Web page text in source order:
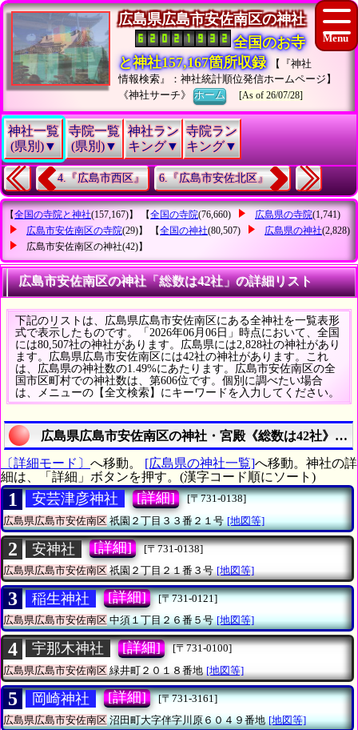
広島県広島市安佐南区の神社
全国のお寺
と神社157,167箇所収録
【『神社
情報検索』：神社統計順位発信ホームページ】
《神社サーチ》ホーム [As of 26/07/28]
神社一覧
(県別)▼
寺院一覧
(県別)▼
神社ラン
キング▼
寺院ラン
キング▼
4.『広島市西区』 6.『広島市安佐北区』
【全国の寺院と神社(157,167)】 【全国の寺院(76,660) 広島県の寺院(1,741)
広島市安佐南区の寺院(29)】 【全国の神社(80,507) 広島県の神社(2,828)
広島市安佐南区の神社(42)】
広島市安佐南区の神社「総数は42社」の詳細リスト
下記のリストは、広島県広島市安佐南区にある全神社を一覧表形
式で表示したものです。「2026年06月06日」時点において、全国
には80,507社の神社があります。広島県には2,828社の神社があり
ます。広島県広島市安佐南区には42社の神社があります。これ
は、広島県の神社数の1.49%にあたります。広島市安佐南区の全
国市区町村での神社数は、第606位です。個別に調べたい場合
は、メニューの【全文検索】にキーワードを入力してください。
広島県広島市安佐南区の神社・宮殿《総数は42社》の
〔詳細モード〕 へ移動。 [広島県の神社一覧]へ移動。神社の詳
細は、「詳細」ボタンを押す。(漢字コード順にソート)
1 安芸津彦神社 [詳細]
[〒731-0138]
広島県広島市安佐南区祇園２丁目３３番２１号 [地図等]
2 安神社 [詳細]
[〒731-0138]
広島県広島市安佐南区祇園２丁目２１番３号 [地図等]
3 稲生神社 [詳細]
[〒731-0121]
広島県広島市安佐南区中須１丁目２６番５号 [地図等]
4 宇那木神社 [詳細]
[〒731-0100]
広島県広島市安佐南区 緑井町２０１８番地 [地図等]
5 岡崎神社 [詳細]
[〒731-3161]
広島県広島市安佐南区沼田町大字伴字川原６０４９番地 [地図等]